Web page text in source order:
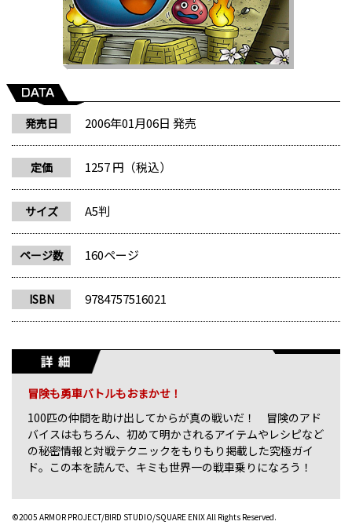
発売日 2006年01月06日 発売
定価 1257 円（税込）
サイズ A5判
ページ数 160ページ
ISBN 9784757516021
冒険も勇車バトルもおまかせ！
100匹の仲間を助け出してからが真の戦いだ！ 冒険のアド
バイスはもちろん、初めて明かされるアイテムやレシピなど
の秘密情報と対戦テクニックをもりもり掲載した究極ガイ
ド。この本を読んで、キミも世界一の戦車乗りになろう！
©2005 ARMOR PROJECT/BIRD STUDIO/SQUARE ENIX All Rights Reserved.